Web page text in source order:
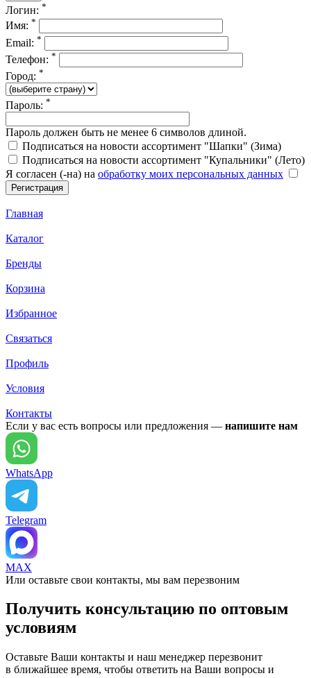
Логин: *
Имя: *
Email: *
Телефон: *
Город: *
Пароль: *
Пароль должен быть не менее 6 символов длиной.
Подписаться на новости ассортимент "Шапки" (Зима)
Подписаться на новости ассортимент "Купальники" (Лето)
Я согласен (-на) на обработку моих персональных данных
Главная
Каталог
Бренды
Корзина
Избранное
Связаться
Профиль
Условия
Контакты
Если у вас есть вопросы или предложения — напишите нам
WhatsApp
Telegram
MAX
Или оставьте свои контакты, мы вам перезвоним
Получить консультацию по оптовым
условиям
Оставьте Ваши контакты и наш менеджер перезвонит
в ближайшее время, чтобы ответить на Ваши вопросы и